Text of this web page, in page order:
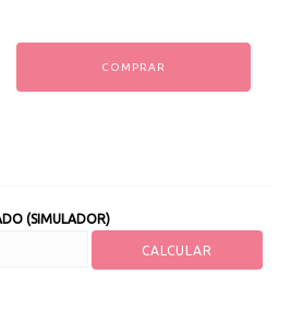
COMPRAR
(SIMULADOR)